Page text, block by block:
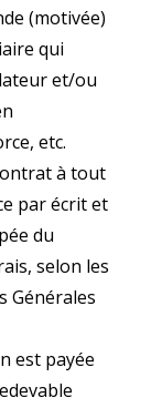
(motivée)
qui
et/ou
etc.
à tout
par écrit et
du
selon les
Générales
est payée